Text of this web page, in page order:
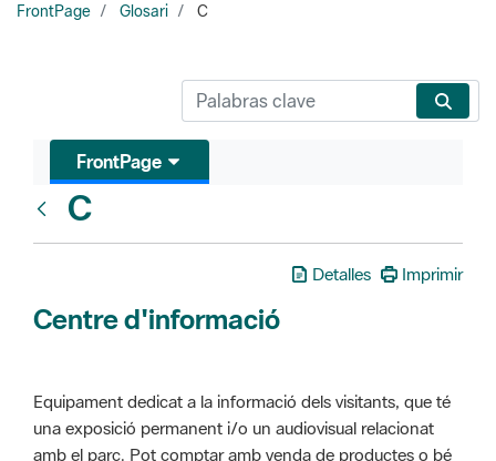
FrontPage Glosari C
FrontPage
C
Detalles Imprimir
Centre d'informació
Equipament dedicat a la informació dels visitants, que té
una exposició permanent i/o un audiovisual relacionat
amb el parc. Pot comptar amb venda de productes o bé